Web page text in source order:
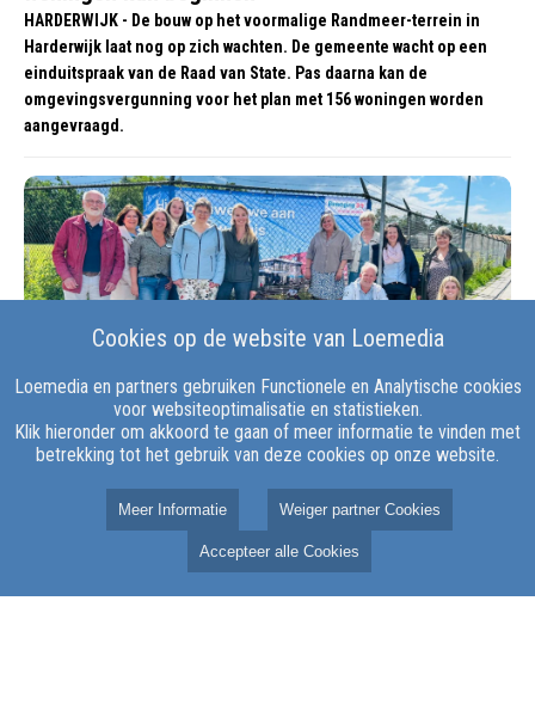
HARDERWIJK - De bouw op het voormalige Randmeer-terrein in
Harderwijk laat nog op zich wachten. De gemeente wacht op een
einduitspraak van de Raad van State. Pas daarna kan de
omgevingsvergunning voor het plan met 156 woningen worden
aangevraagd.
11 juni 2026
120 tijdelijke zorgwoningen gepland, maar één
stap ontbreekt nog
NIJKERK – Aan de Wallerstraat in Nijkerk moeten eind eerste
kwartaal van 2027 ongeveer 120 tijdelijke appartementen en
studio’s worden opgeleverd voor bewoners van Beweging 3.0.
Cookies op de website van Loemedia
Loemedia en partners gebruiken Functionele en Analytische cookies
voor websiteoptimalisatie en statistieken.
Klik hieronder om akkoord te gaan of meer informatie te vinden met
betrekking tot het gebruik van deze cookies op onze website.
Meer Informatie Weiger partner Cookies
Accepteer alle Cookies